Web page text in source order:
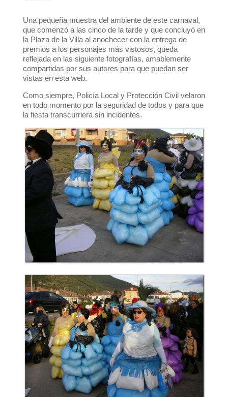
Una pequeña muestra del ambiente de este carnaval,
que comenzó a las cinco de la tarde y que concluyó en
la Plaza de la Villa al anochecer con la entrega de
premios a los personajes más vistosos, queda
reflejada en las siguiente fotografías, amablemente
compartidas por sus autores para que puedan ser
vistas en esta web.
Como siempre, Policía Local y Protección Civil velaron
en todo momento por la seguridad de todos y para que
la fiesta transcurriera sin incidentes.